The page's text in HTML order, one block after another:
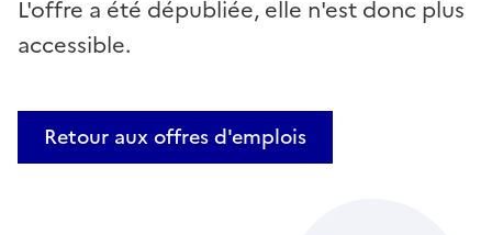
L'offre a été dépubliée, elle n'est donc plus
accessible.
Retour aux offres d'emplois